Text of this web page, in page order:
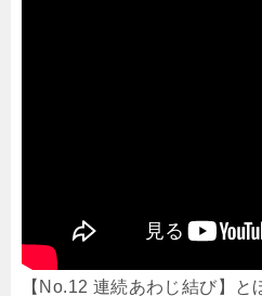
【No.12 連続あわじ結び】